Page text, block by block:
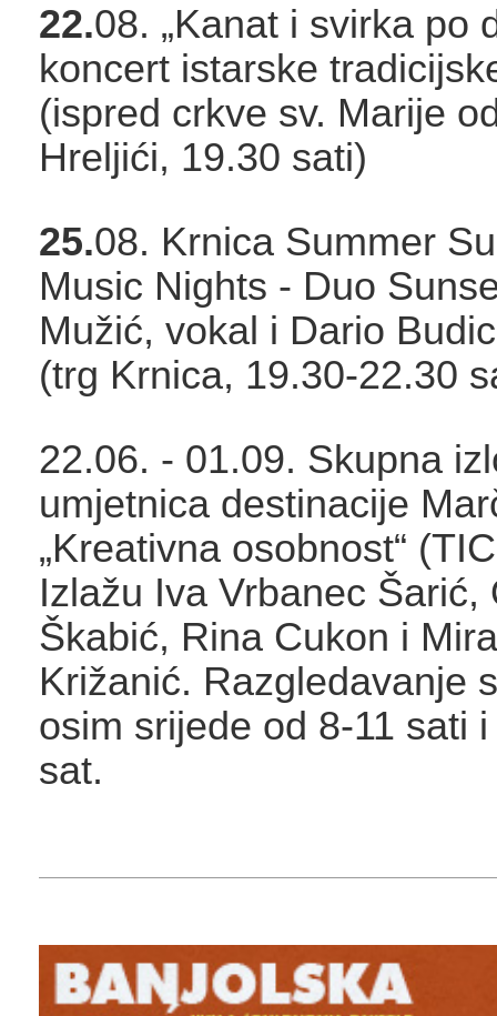
22.08. „Kanat i svirka po
koncert istarske
(ispred crkve sv. Marije
Hreljići, 19.30 sati)
25.08. Krnica Summer
Music Nights - Duo
Mužić, vokal i Dario
(trg Krnica, 19.30-22.30
22.06. - 01.09. Skupna
umjetnica destinacije
„Kreativna osobnost“
Izlažu Iva Vrbanec Šarić,
Škabić, Rina Cukon i
Križanić. Razgledavanje
osim srijede od 8-11 sati
sat.